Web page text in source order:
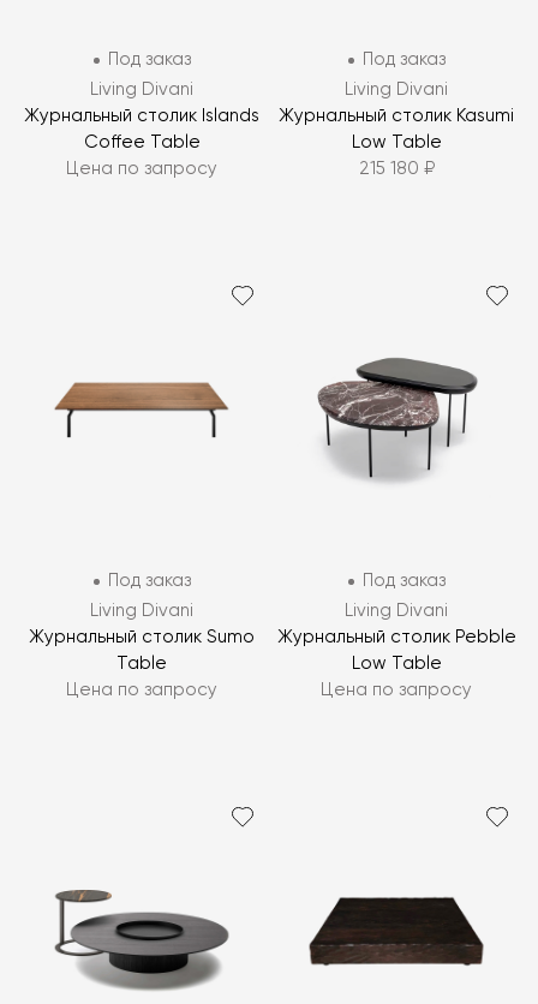
Под заказ
Living Divani
Журнальный столик Islands
Coffee Table
Цена по запросу
Под заказ
Living Divani
Журнальный столик Kasumi
Low Table
215 180 ₽
Под заказ
Living Divani
Журнальный столик Sumo
Table
Цена по запросу
Под заказ
Living Divani
Журнальный столик Pebble
Low Table
Цена по запросу